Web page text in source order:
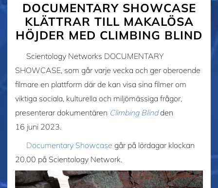
DOCUMENTARY SHOWCASE
KLÄTTRAR TILL MAKALÖSA
HÖJDER MED CLIMBING BLIND
Scientology Networks DOCUMENTARY
SHOWCASE, som går varje vecka och ger oberoende
filmare en plattform där de kan visa sina filmer om
viktiga sociala, kulturella och miljömässiga frågor,
presenterar dokumentären Climbing Blindden
16 juni 2023.
Documentary Showcase går på lördagar klockan
20.00 på Scientology Network.